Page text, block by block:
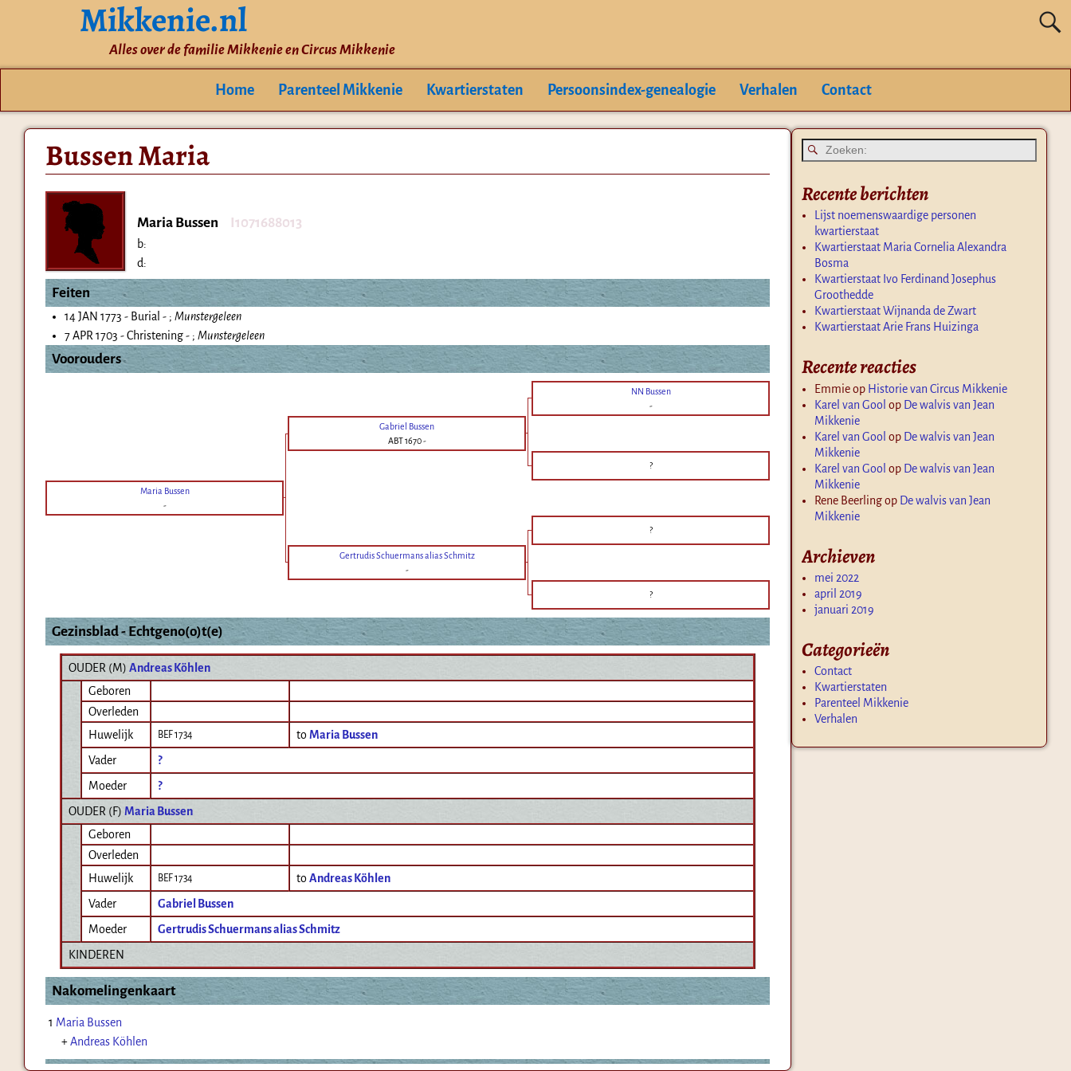
Mikkenie.nl
Alles over de familie Mikkenie en Circus Mikkenie
Home Parenteel Mikkenie Kwartierstaten Persoonsindex-genealogie Verhalen Contact
Bussen Maria
Maria Bussen I1071688013
b:
d:
Feiten
14 JAN 1773 - Burial - ; Munstergeleen
7 APR 1703 - Christening - ; Munstergeleen
Voorouders
NN Bussen
-
Gabriel Bussen
ABT 1670-
?
Maria Bussen
-
?
Gertrudis Schuermans alias Schmitz
-
?
Gezinsblad - Echtgeno(o)t(e)
OUDER (M) Andreas Köhlen
Geboren
Overleden
Huwelijk
BEF 1734 toMaria Bussen
Vader
?
Moeder
?
OUDER (F) Maria Bussen
Geboren
Overleden
Huwelijk
BEF 1734 toAndreas Köhlen
Vader
Gabriel Bussen
Moeder
Gertrudis Schuermans alias Schmitz
KINDEREN
Nakomelingenkaart
1 Maria Bussen
+Andreas Köhlen
Recente berichten
Lijst noemenswaardige personen
kwartierstaat
Kwartierstaat Maria Cornelia Alexandra
Bosma
Kwartierstaat Ivo Ferdinand Josephus
Groothedde
Kwartierstaat Wijnanda de Zwart
Kwartierstaat Arie Frans Huizinga
Recente reacties
Emmieop Historie van Circus Mikkenie
Karel van Gool op De walvis van Jean
Mikkenie
Karel van Gool op De walvis van Jean
Mikkenie
Karel van Gool op De walvis van Jean
Mikkenie
Rene Beerlingop De walvis van Jean
Mikkenie
Archieven
mei 2022
april 2019
januari 2019
Categorieën
Contact
Kwartierstaten
Parenteel Mikkenie
Verhalen